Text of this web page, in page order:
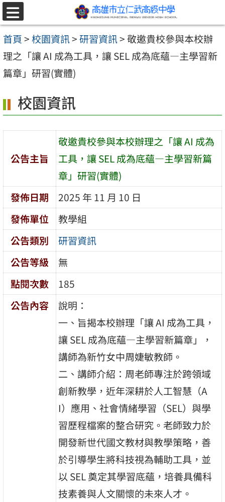
跳至主要內容區
選
單
首頁>校園資訊>研習資訊> 敬邀貴校參與本校辦
理之「讓 AI 成為工具，讓 SEL 成為底蘊—主學習新
篇章」研習(實體)
校園資訊
公告主旨
敬邀貴校參與本校辦理之「讓 AI 成為
工具，讓 SEL 成為底蘊—主學習新篇
章」研習(實體)
發佈日期
2025 年 11 月 10 日
發佈單位
教學組
公告類別
研習資訊
公告等級
無
點閱次數
185
公告內容
說明：
一、旨揭本校辦理「讓 AI 成為工具，
讓 SEL 成為底蘊—主學習新篇章」，
講師為新竹女中周婕敏教師。
二、講師介紹：周老師專注於跨領域
創新教學，近年深耕於人工智慧（A
I）應用、社會情緒學習（SEL）與學
習歷程檔案的整合研究。老師致力於
開發新世代國文教材與教學策略，善
於引導學生將科技視為輔助工具，並
以 SEL 奠定其學習底蘊，培養具備科
技素養與人文關懷的未來人才。